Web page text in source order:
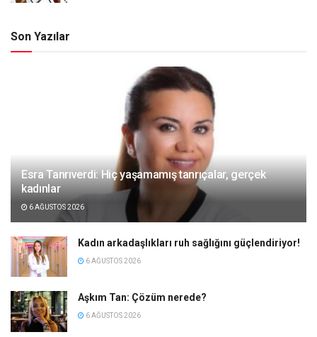
Son Yazılar
Esra Tanrıverdi: Hiç yaşamamış tanrıçalar, gerçek
kadınlar
6 AĞUSTOS 2026
Kadın arkadaşlıkları ruh sağlığını güçlendiriyor!
6 AĞUSTOS 2026
Aşkım Tan: Çözüm nerede?
6 AĞUSTOS 2026